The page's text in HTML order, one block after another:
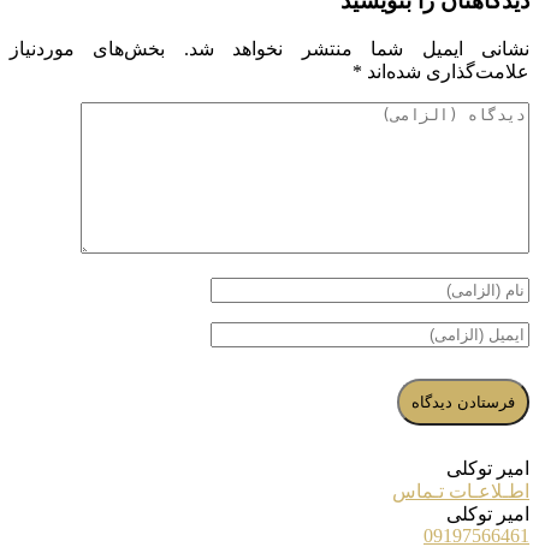
نشانی ایمیل شما منتشر نخواهد شد.
بخش‌های موردنیاز
علامت‌گذاری شده‌اند *
امیر توکلی
اطـلاعـات تـماس
امیر توکلی
09197566461